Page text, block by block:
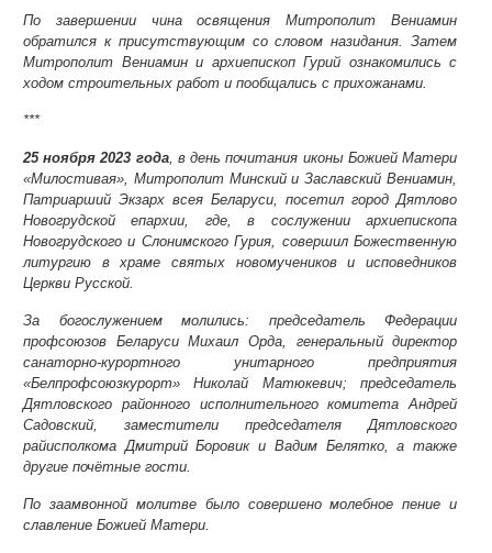
По завершении чина освящения Митрополит Вениамин
обратился к присутствующим со словом назидания. Затем
Митрополит Вениамин и архиепископ Гурий ознакомились с
ходом строительных работ и пообщались с прихожанами.
***
25 ноября 2023 года, в день почитания иконы Божией Матери
«Милостивая», Митрополит Минский и Заславский Вениамин,
Патриарший Экзарх всея Беларуси, посетил город Дятлово
Новогрудской епархии, где, в сослужении архиепископа
Новогрудского и Слонимского Гурия, совершил Божественную
литургию в храме святых новомучеников и исповедников
Церкви Русской.
За богослужением молились: председатель Федерации
профсоюзов Беларуси Михаил Орда, генеральный директор
санаторно-курортного унитарного предприятия
«Белпрофсоюзкурорт» Николай Матюкевич; председатель
Дятловского районного исполнительного комитета Андрей
Садовский, заместители председателя Дятловского
райисполкома Дмитрий Боровик и Вадим Белятко, а также
другие почётные гости.
По заамвонной молитве было совершено молебное пение и
славление Божией Матери.